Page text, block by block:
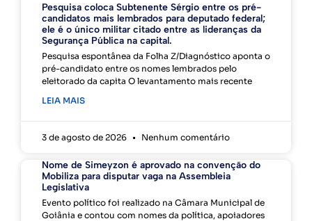
Pesquisa coloca Subtenente Sérgio entre os pré-
candidatos mais lembrados para deputado federal;
ele é o único militar citado entre as lideranças da
Segurança Pública na capital.
Pesquisa espontânea da Folha Z/Diagnóstico aponta o
pré-candidato entre os nomes lembrados pelo
eleitorado da capita O levantamento mais recente
LEIA MAIS
3 de agosto de 2026 Nenhum comentário
Nome de Simeyzon é aprovado na convenção do
Mobiliza para disputar vaga na Assembleia
Legislativa
Evento político foi realizado na Câmara Municipal de
Goiânia e contou com nomes da política, apoiadores